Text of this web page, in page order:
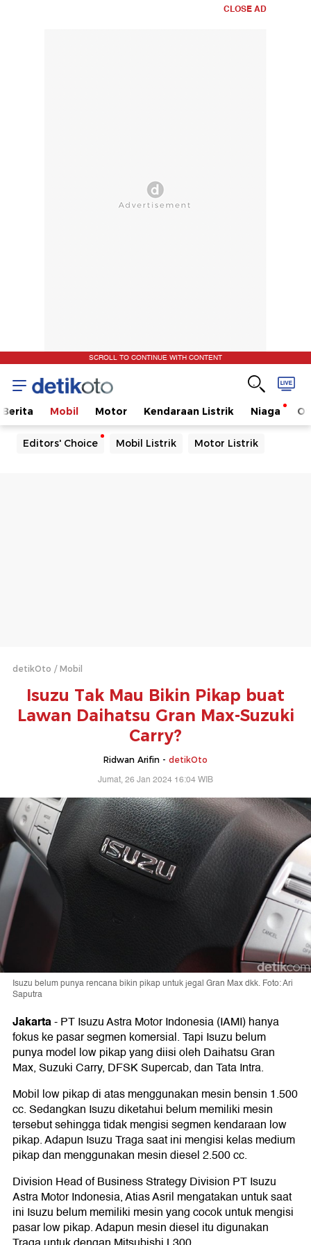
CLOSE AD
SCROLL TO CONTINUE WITH CONTENT
Berita Mobil Motor Kendaraan Listrik Niaga
Editors' Choice Mobil Listrik Motor Listrik
detikOto Mobil
Isuzu Tak Mau Bikin Pikap buat
Lawan Daihatsu Gran Max-Suzuki
Carry?
Ridwan Arifin - detikOto
Jumat, 26 Jan 2024 16:04 WIB
Isuzu belum punya rencana bikin pikap untuk jegal Gran Max dkk. Foto: Ari
Saputra
Jakarta-PT Isuzu Astra Motor Indonesia (IAMI) hanya
fokus ke pasar segmen komersial. Tapi Isuzu belum
punya model low pikap yang diisi oleh Daihatsu Gran
Max, Suzuki Carry, DFSK Supercab, dan Tata Intra.
Mobil low pikap di atas menggunakan mesin bensin 1.500
cc. Sedangkan Isuzu diketahui belum memiliki mesin
tersebut sehingga tidak mengisi segmen kendaraan low
pikap. Adapun Isuzu Traga saat ini mengisi kelas medium
pikap dan menggunakan mesin diesel 2.500 cc.
Division Head of Business Strategy Division PT Isuzu
Astra Motor Indonesia, Atias Asril mengatakan untuk saat
ini Isuzu belum memiliki mesin yang cocok untuk mengisi
pasar low pikap. Adapun mesin diesel itu digunakan